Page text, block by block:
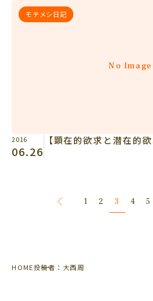
No Image
モテメシ日記
2016
06.26
【顕在的欲求と潜在的
1 2 3 4 5
HOME投稿者：大西周